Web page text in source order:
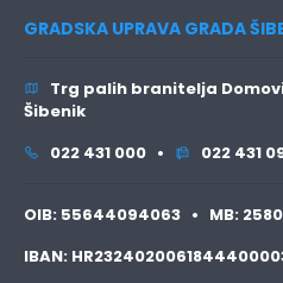
GRADSKA UPRAVA GRADA
Trg palih branitelja
Šibenik
022 431 000 •
022 431
OIB: 55644094063 • MB:
IBAN: